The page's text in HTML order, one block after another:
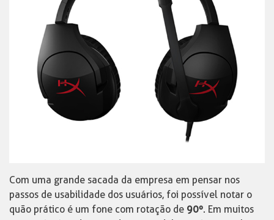
Com uma grande sacada da empresa em pensar nos
passos de usabilidade dos usuários, foi possível notar o
quão prático é um fone com rotação de 90º. Em muitos